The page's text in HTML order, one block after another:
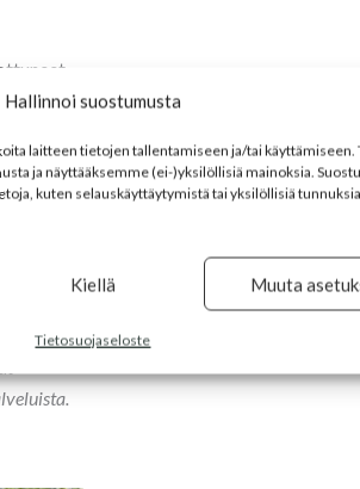
Hallinnoi suostumusta
laitteen tietojen tallentamiseen ja/tai käyttämiseen.
ja näyttääksemme (ei-)yksilöllisiä mainoksia.
kuten selauskäyttäytymistä tai yksilöllisiä
Kiellä Muuta
Tietosuojaseloste
sekä
Dufva
tilat kuin